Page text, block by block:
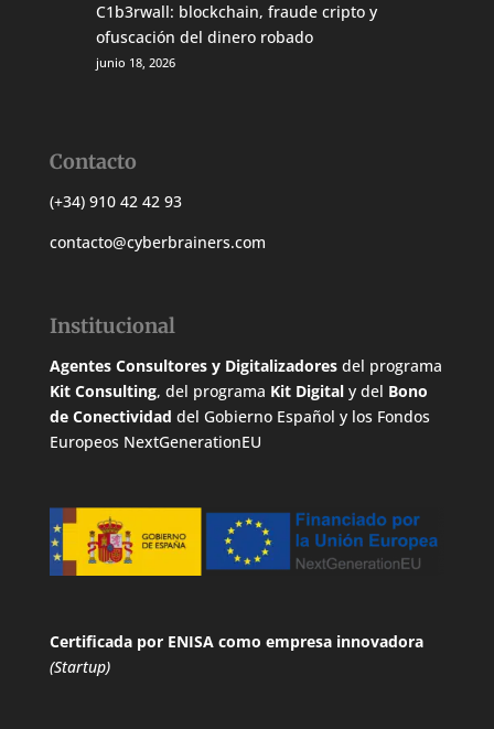
C1b3rwall: blockchain, fraude cripto y
ofuscación del dinero robado
junio 18, 2026
Contacto
(+34) 910 42 42 93
contacto@cyberbrainers.com
Institucional
Agentes Consultores y Digitalizadoresdel programa
Kit Consulting, del programa Kit Digitaly del Bono
de Conectividad del Gobierno Español y los Fondos
Europeos NextGenerationEU
Certificada por ENISAcomo empresa innovadora
(Startup)